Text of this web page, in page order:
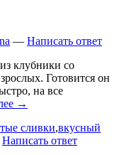
— Написать ответ
клубники со
Готовится он
на все
→
сливки,вкусный
Написать ответ